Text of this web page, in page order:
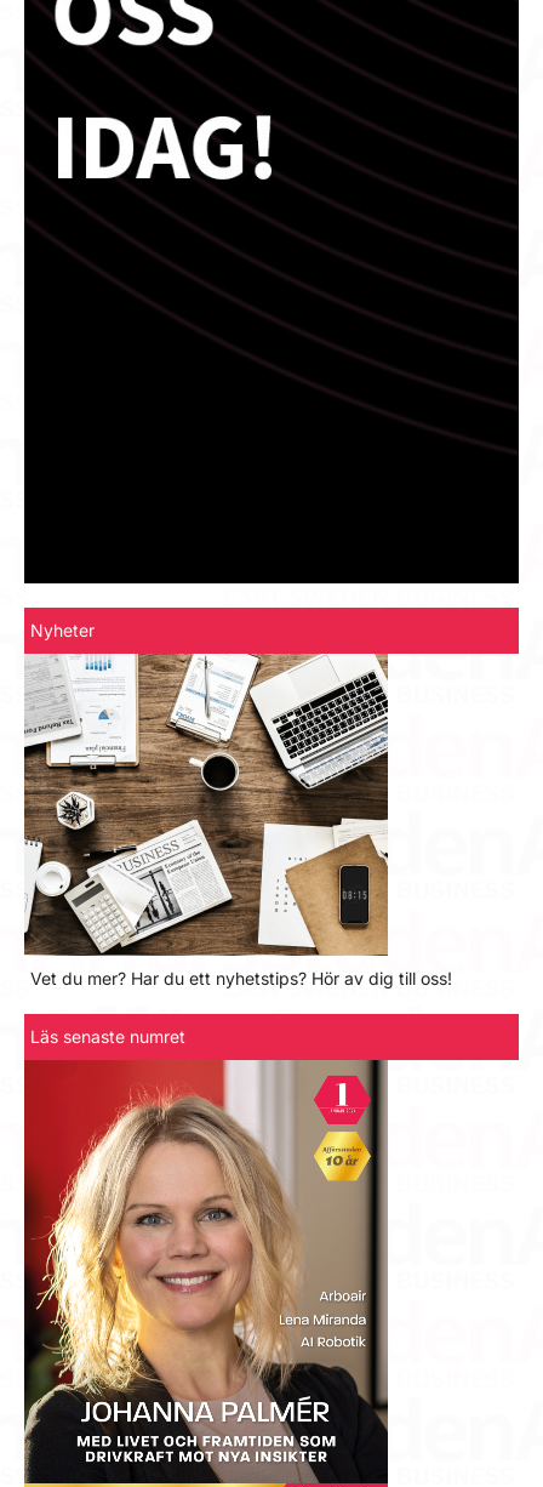
Nyheter
Vet du mer? Har du ett nyhetstips? Hör av dig till oss!
Läs senaste numret